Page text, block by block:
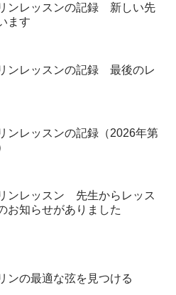
ンレッスンの記録 新しい先
ます
ンレッスンの記録 最後のレ
ンレッスンの記録（2026年第
ンレッスン 先生からレッス
お知らせがありました
ンの最適な弦を見つける